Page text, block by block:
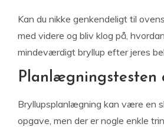
Kan du nikke genkendeligt til
med videre og bliv klog på,
mindeværdigt bryllup efter jeres
Planlægningstesten
Bryllupsplanlægning kan være en
opgave, men der er nogle enkle